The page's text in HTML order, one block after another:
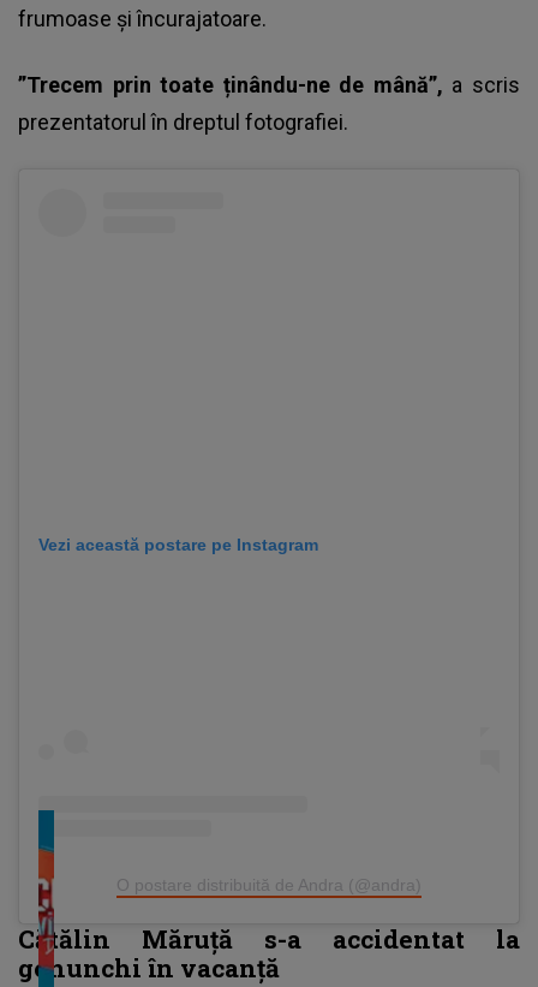
frumoase și încurajatoare.
”Trecem prin toate ținându-ne de mână”, a scris
prezentatorul în dreptul fotografiei.
Vezi această postare pe Instagram
O postare distribuită de Andra (@andra)
Cătălin Măruță s-a accidentat la
genunchi în vacanță